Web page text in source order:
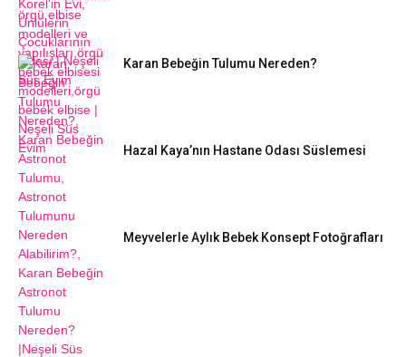
Karan Bebeğin Tulumu Nereden?
Hazal Kaya’nın Hastane Odası Süslemesi
Meyvelerle Aylık Bebek Konsept Fotoğrafları